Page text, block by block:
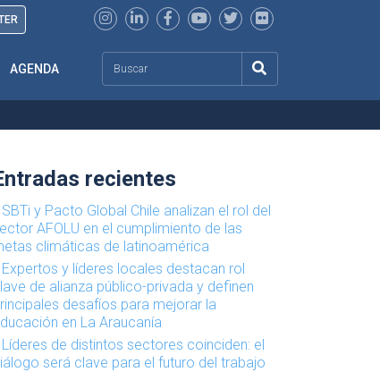
AGENDA
recientes
SBTi y Pacto Global Chile analizan el rol del
AFOLU en el cumplimiento de las
climáticas de latinoamérica
Expertos y líderes locales destacan rol
de alianza público-privada y definen
desafíos para mejorar la
en La Araucanía
Líderes de distintos sectores coinciden: el
será clave para el futuro del trabajo